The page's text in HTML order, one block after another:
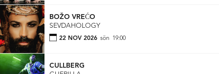
BOŽO VREĆO
SEVDAHOLOGY
22 NOV 2026 sön 19:00
CULLBERG